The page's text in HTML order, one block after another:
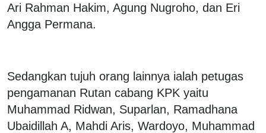
Ari Rahman Hakim, Agung Nugroho, dan Eri
Angga Permana.
Sedangkan tujuh orang lainnya ialah petugas
pengamanan Rutan cabang KPK yaitu
Muhammad Ridwan, Suparlan, Ramadhana
Ubaidillah A, Mahdi Aris, Wardoyo, Muhammad